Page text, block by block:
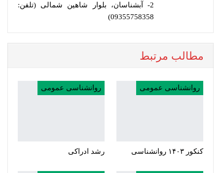
2- آبشناسان، بلوار شاهین شمالی (تلفن:
09355758358)
مطالب مرتبط
روانشناسی عمومی
کنکور ۱۴۰۳ روانشناسی
روانشناسی عمومی
رشد ادراکی